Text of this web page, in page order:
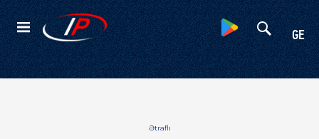
GE
Kateqoriyalar
Ətraflı